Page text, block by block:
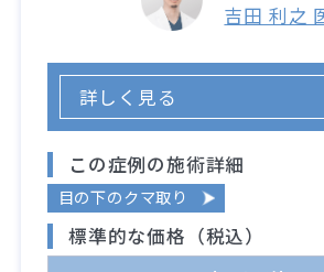
吉田 利之
詳しく見る
この症例の施術詳細
目の下のクマ取り
標準的な価格（税込）